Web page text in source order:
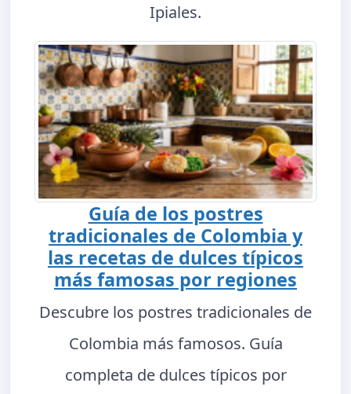
Ipiales.
Guía de los postres
tradicionales de Colombia y
las recetas de dulces típicos
más famosas por regiones
Descubre los postres tradicionales de
Colombia más famosos. Guía
completa de dulces típicos por